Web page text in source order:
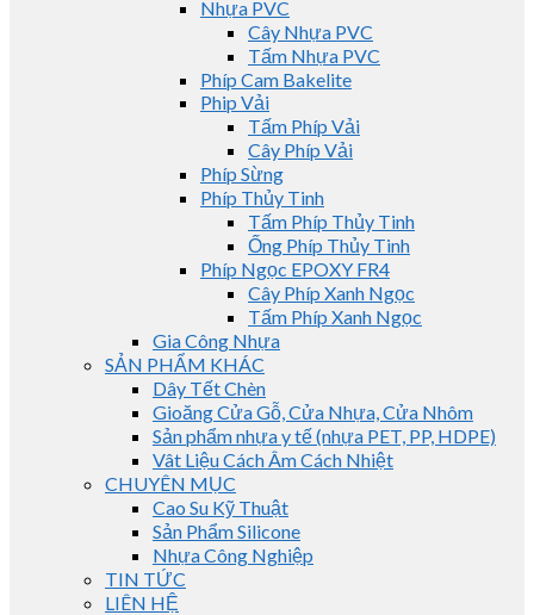
Nhựa PVC
Cây Nhựa PVC
Tấm Nhựa PVC
Phíp Cam Bakelite
Phip Vải
Tấm Phíp Vải
Cây Phíp Vải
Phíp Sừng
Phíp Thủy Tinh
Tấm Phíp Thủy Tinh
Ống Phíp Thủy Tinh
Phíp Ngọc EPOXY FR4
Cây Phíp Xanh Ngọc
Tấm Phíp Xanh Ngọc
Gia Công Nhựa
SẢN PHẨM KHÁC
Dây Tết Chèn
Gioăng Cửa Gỗ, Cửa Nhựa, Cửa Nhôm
Sản phẩm nhựa y tế (nhựa PET, PP, HDPE)
Vât Liệu Cách Âm Cách Nhiệt
CHUYÊN MỤC
Cao Su Kỹ Thuật
Sản Phẩm Silicone
Nhựa Công Nghiệp
TIN TỨC
LIÊN HỆ